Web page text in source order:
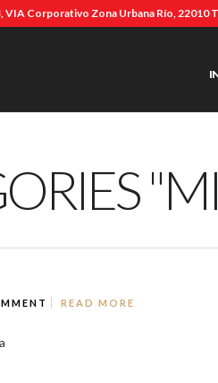
VIA Corporativo Zona Urbana Río, 22010
READ MORE